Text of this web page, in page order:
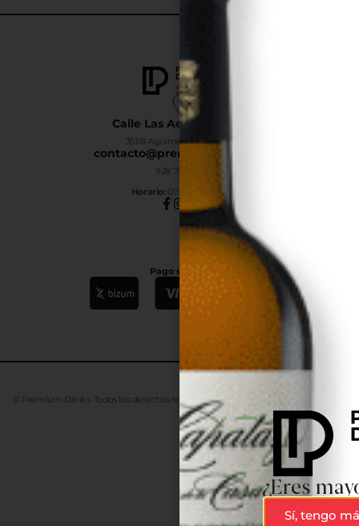
Calle Las Adelfas Nº6-B
35118 Agüimes, Las Palmas
contacto@premiumdrinks.es
928 754 363
Horario: 07:00h a 15:00h
Pago seguro
© Premium Drinks. Todos los derechos reservados. Desarrollado Advanze
¿Eres
Sí, tengo